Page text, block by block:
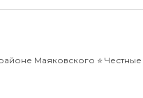
Маяковского ⭐️